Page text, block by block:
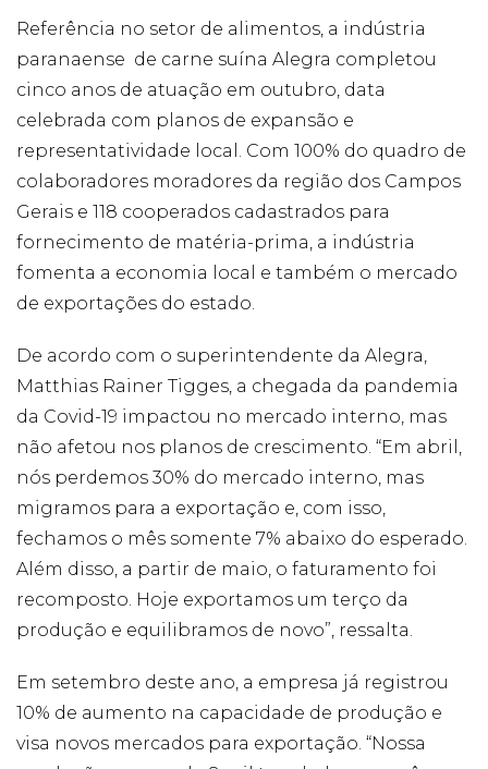
Referência no setor de alimentos, a indústria
paranaense de carne suína Alegra completou
cinco anos de atuação em outubro, data
celebrada com planos de expansão e
representatividade local. Com 100% do quadro de
colaboradores moradores da região dos Campos
Gerais e 118 cooperados cadastrados para
fornecimento de matéria-prima, a indústria
fomenta a economia local e também o mercado
de exportações do estado.
De acordo com o superintendente da Alegra,
Matthias Rainer Tigges, a chegada da pandemia
da Covid-19 impactou no mercado interno, mas
não afetou nos planos de crescimento. “Em abril,
nós perdemos 30% do mercado interno, mas
migramos para a exportação e, com isso,
fechamos o mês somente 7% abaixo do esperado.
Além disso, a partir de maio, o faturamento foi
recomposto. Hoje exportamos um terço da
produção e equilibramos de novo”, ressalta.
Em setembro deste ano, a empresa já registrou
10% de aumento na capacidade de produção e
visa novos mercados para exportação. “Nossa
Eu aceito os
Cookies de
Funcionalidade
Para que
possamos
funcionalidade e
estrutura do site,
com base na
forma como o
site é utilizado.
Desempenho
Para que o
nosso site tenha
desempenho
possível
visita. Se
recusar estes
cookies,
algumas
funcionalidades
desaparecerão
do website.
Eu aceito
Cookies de
Publicidade
seus interesses e